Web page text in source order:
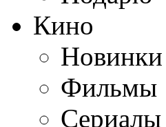
Кино
Новинки
Фильмы
Сериалы